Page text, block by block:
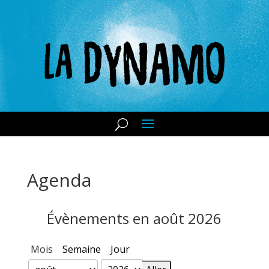
Agenda
Évènements en août 2026
Mois Semaine Jour